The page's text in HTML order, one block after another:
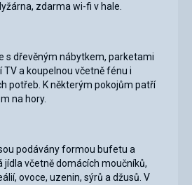
lyžárna, zdarma wi-fi v hale.
s dřevěným nábytkem, parketami
a koupelnou včetně fénu i
potřeb. K některým pokojům patří
na hory.
podávány formou bufetu a
jídla včetně domácích moučníků,
ovoce, uzenin, sýrů a džusů. V